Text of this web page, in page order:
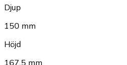
Djup
150 mm
Höjd
167.5 mm